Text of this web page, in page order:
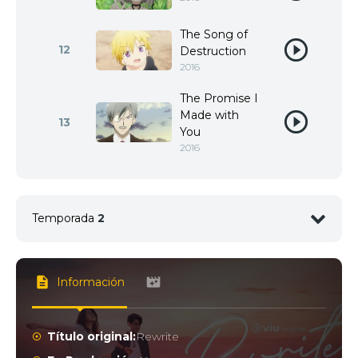
12
The Song of
Destruction
2016
13
The Promise I
Made with
You
2016
Temporada 2
2 <img src="https://jkanime.ink/wp-content/
Información
Título original:Rewrite